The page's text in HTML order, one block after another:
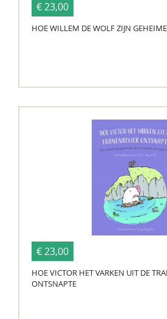
€ 23,00
HOE WILLEM DE WOLF ZIJN
€ 23,00
HOE VICTOR HET VARKEN UIT DE
ONTSNAPTE